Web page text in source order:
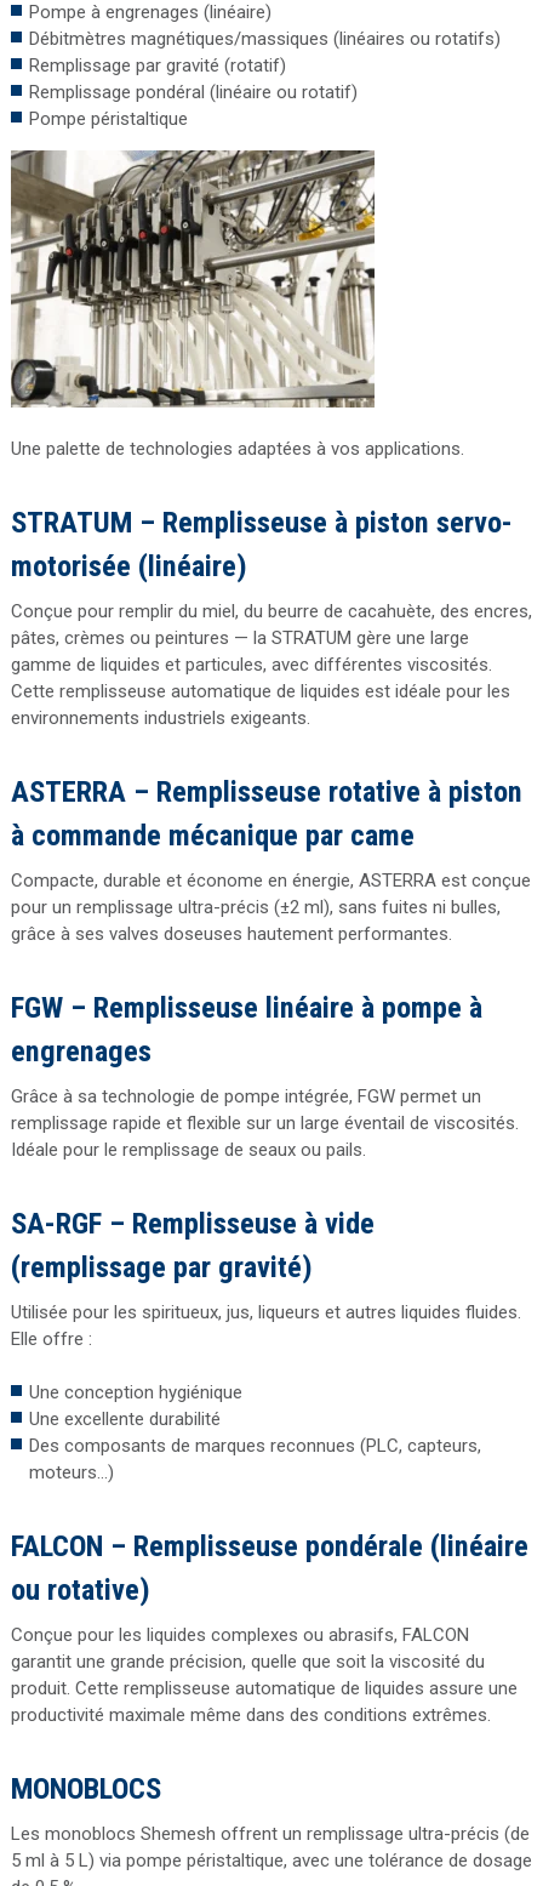
Pompe à engrenages (linéaire)
Débitmètres magnétiques/massiques (linéaires ou rotatifs)
Remplissage par gravité (rotatif)
Remplissage pondéral (linéaire ou rotatif)
Pompe péristaltique
Une palette de technologies adaptées à vos applications.
STRATUM – Remplisseuse à piston servo-
motorisée (linéaire)
Conçue pour remplir du miel, du beurre de cacahuète, des encres,
pâtes, crèmes ou peintures — la STRATUM gère une large
gamme de liquides et particules, avec différentes viscosités.
Cette remplisseuse automatique de liquides est idéale pour les
environnements industriels exigeants.
ASTERRA – Remplisseuse rotative à piston
à commande mécanique par came
Compacte, durable et économe en énergie, ASTERRA est conçue
pour un remplissage ultra-précis (±2 ml), sans fuites ni bulles,
grâce à ses valves doseuses hautement performantes.
FGW – Remplisseuse linéaire à pompe à
engrenages
Grâce à sa technologie de pompe intégrée, FGW permet un
remplissage rapide et flexible sur un large éventail de viscosités.
Idéale pour le remplissage de seaux ou pails.
SA-RGF – Remplisseuse à vide
(remplissage par gravité)
Utilisée pour les spiritueux, jus, liqueurs et autres liquides fluides.
Elle offre :
Une conception hygiénique
Une excellente durabilité
Des composants de marques reconnues (PLC, capteurs,
moteurs…)
FALCON – Remplisseuse pondérale (linéaire
ou rotative)
Conçue pour les liquides complexes ou abrasifs, FALCON
garantit une grande précision, quelle que soit la viscosité du
produit. Cette remplisseuse automatique de liquides assure une
productivité maximale même dans des conditions extrêmes.
MONOBLOCS
Les monoblocs Shemesh offrent un remplissage ultra-précis (de
5 ml à 5 L) via pompe péristaltique, avec une tolérance de dosage